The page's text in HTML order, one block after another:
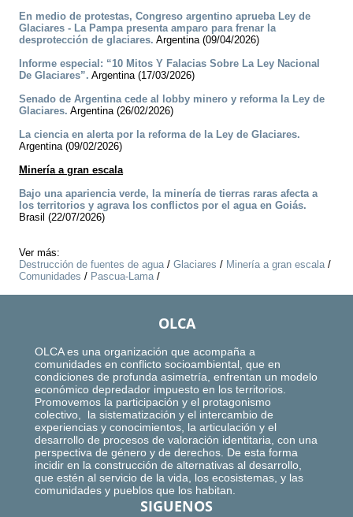
En medio de protestas, Congreso argentino aprueba Ley de
Glaciares - La Pampa presenta amparo para frenar la
desprotección de glaciares. Argentina (09/04/2026)
Informe especial: “10 Mitos Y Falacias Sobre La Ley Nacional
De Glaciares”. Argentina (17/03/2026)
Senado de Argentina cede al lobby minero y reforma la Ley de
Glaciares. Argentina (26/02/2026)
La ciencia en alerta por la reforma de la Ley de Glaciares.
Argentina (09/02/2026)
Minería a gran escala
Bajo una apariencia verde, la minería de tierras raras afecta a
los territorios y agrava los conflictos por el agua en Goiás.
Brasil (22/07/2026)
Ver más:
Destrucción de fuentes de agua/ Glaciares / Minería a gran escala/
Comunidades / Pascua-Lama/
OLCA
OLCA es una organización que acompaña a
comunidades en conflicto socioambiental, que en
condiciones de profunda asimetría, enfrentan un modelo
económico depredador impuesto en los territorios.
Promovemos la participación y el protagonismo
colectivo, la sistematización y el intercambio de
experiencias y conocimientos, la articulación y el
desarrollo de procesos de valoración identitaria, con una
perspectiva de género y de derechos. De esta forma
incidir en la construcción de alternativas al desarrollo,
que estén al servicio de la vida, los ecosistemas, y las
comunidades y pueblos que los habitan.
SIGUENOS